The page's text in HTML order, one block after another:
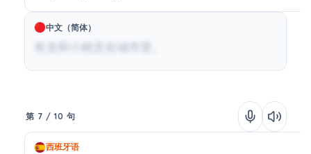
中文（简体）
有龙和小精灵在城市里。
第 7 / 10 句
西班牙语